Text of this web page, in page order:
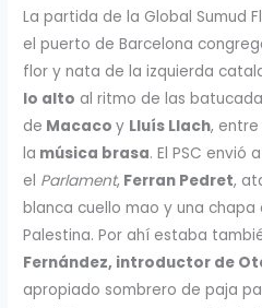
La partida de la Global Sumud
el puerto de Barcelona
flor y nata de la izquierda
lo alto al ritmo de las
de Macacoy Lluís Llach,
la música brasa. El PSC envió
el Parlament, Ferran Pedret,
blanca cuello mao y una
Palestina. Por ahí estaba
Fernández, introductor de
apropiado sombrero de paja